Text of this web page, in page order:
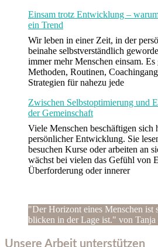
Einsam trotz Entwicklung –
ein Trend
Wir leben in einer Zeit, in der
beinahe selbstverständlich
immer mehr Menschen einsam.
Methoden, Routinen,
Strategien für nahezu jede
Zwischen Selbstoptimierung und
der Gemeinschaft
Viele Menschen beschäftigen sich
persönlicher Entwicklung. Sie
besuchen Kurse oder arbeiten an
wächst bei vielen das Gefühl von
Überforderung oder innerer
"Der Horizont eines Menschen ist
blicken in der Lage ist." von
Unsere Arbeit unterstützen